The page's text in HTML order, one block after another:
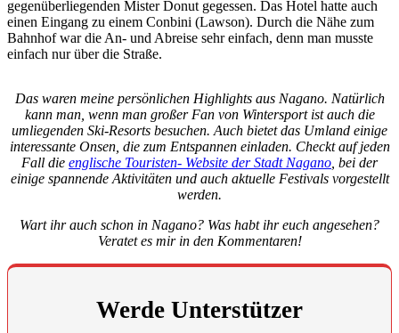
gegenüberliegenden Mister Donut gegessen. Das Hotel hatte auch
einen Eingang zu einem Conbini (Lawson). Durch die Nähe zum
Bahnhof war die An- und Abreise sehr einfach, denn man musste
einfach nur über die Straße.
Das waren meine persönlichen Highlights aus Nagano. Natürlich
kann man, wenn man großer Fan von Wintersport ist auch die
umliegenden Ski-Resorts besuchen. Auch bietet das Umland einige
interessante Onsen, die zum Entspannen einladen. Checkt auf jeden
Fall die englische Touristen- Website der Stadt Nagano, bei der
einige spannende Aktivitäten und auch aktuelle Festivals vorgestellt
werden.
Wart ihr auch schon in Nagano? Was habt ihr euch angesehen?
Veratet es mir in den Kommentaren!
Werde Unterstützer